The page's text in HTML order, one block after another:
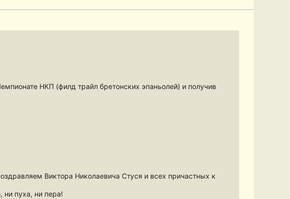
НКП (филд трайл бретонских эпаньолей) и получив
Виктора Николаевича Стуся и всех причастных к
ни пуха, ни пера!